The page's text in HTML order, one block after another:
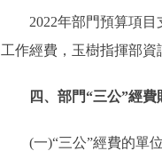
2022年部門預算項目支
工作經費，玉樹指揮部資
四、部門“三公”經
(一)“三公”經費的單位